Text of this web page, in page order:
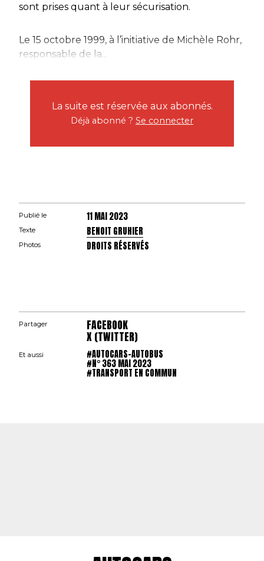
sont prises quant à leur sécurisation.
Le 15 octobre 1999, à l’initiative de Michèle Rohr,
responsable de la...
La suite est réservée aux abonnés.
Déjà abonné ? Se connecter
Publié le 11 MAI 2023
Texte BENOIT GRUHIER
Photos DROITS RÉSERVÉS
Partager FACEBOOK
X (TWITTER)
Et aussi #AUTOCARS-AUTOBUS
#N° 363 MAI 2023
#TRANSPORT EN COMMUN